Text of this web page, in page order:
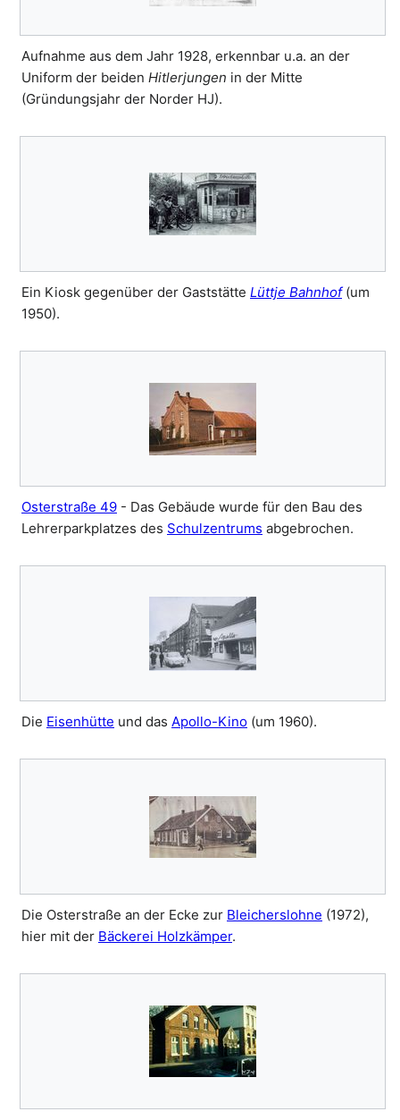
Aufnahme aus dem Jahr 1928, erkennbar u.a. an der
Uniform der beiden Hitlerjungen in der Mitte
(Gründungsjahr der Norder HJ).
Ein Kiosk gegenüber der Gaststätte Lüttje Bahnhof(um
1950).
Osterstraße 49 - Das Gebäude wurde für den Bau des
Lehrerparkplatzes des Schulzentrums abgebrochen.
Die Eisenhütte und das Apollo-Kino (um 1960).
Die Osterstraße an der Ecke zur Bleicherslohne (1972),
hier mit der Bäckerei Holzkämper.